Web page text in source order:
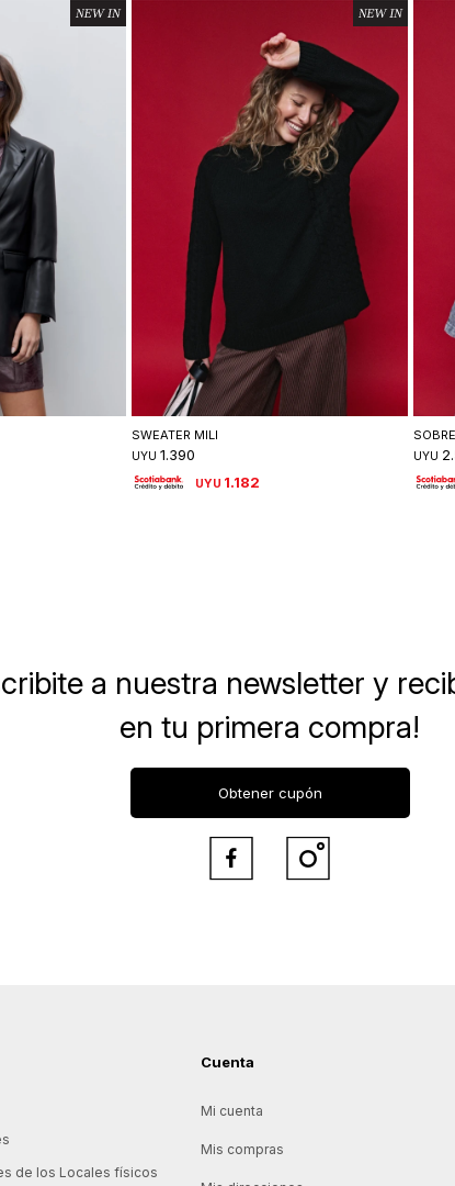
talle Seleccionar talle
SWEATER MILI
UYU 1.390
UYU 1.182
UYU
de los Locales físicos
Cuenta
Mi cuenta
Mis compras
a nuestra newsletter y
en tu primera compra!
Obtener cupón
 